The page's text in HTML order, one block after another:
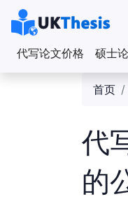
代写论文价格 硕士
首页
代
的